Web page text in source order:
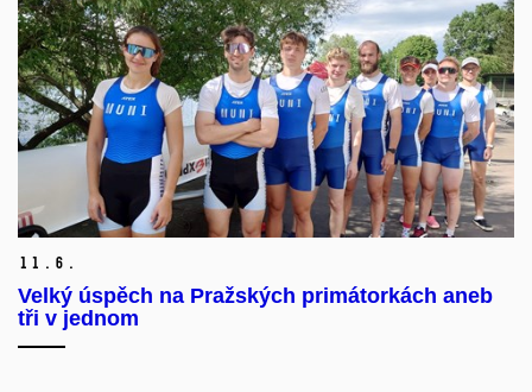
11. 6.
Velký úspěch na Pražských primátorkách aneb
tři v jednom